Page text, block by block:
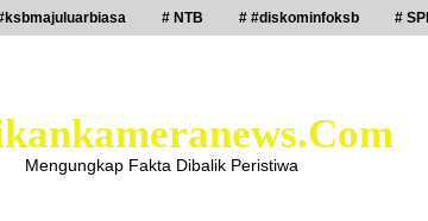
# NTB # #diskominfoksb #
Mengungkap Fakta Dibalik Peristiwa